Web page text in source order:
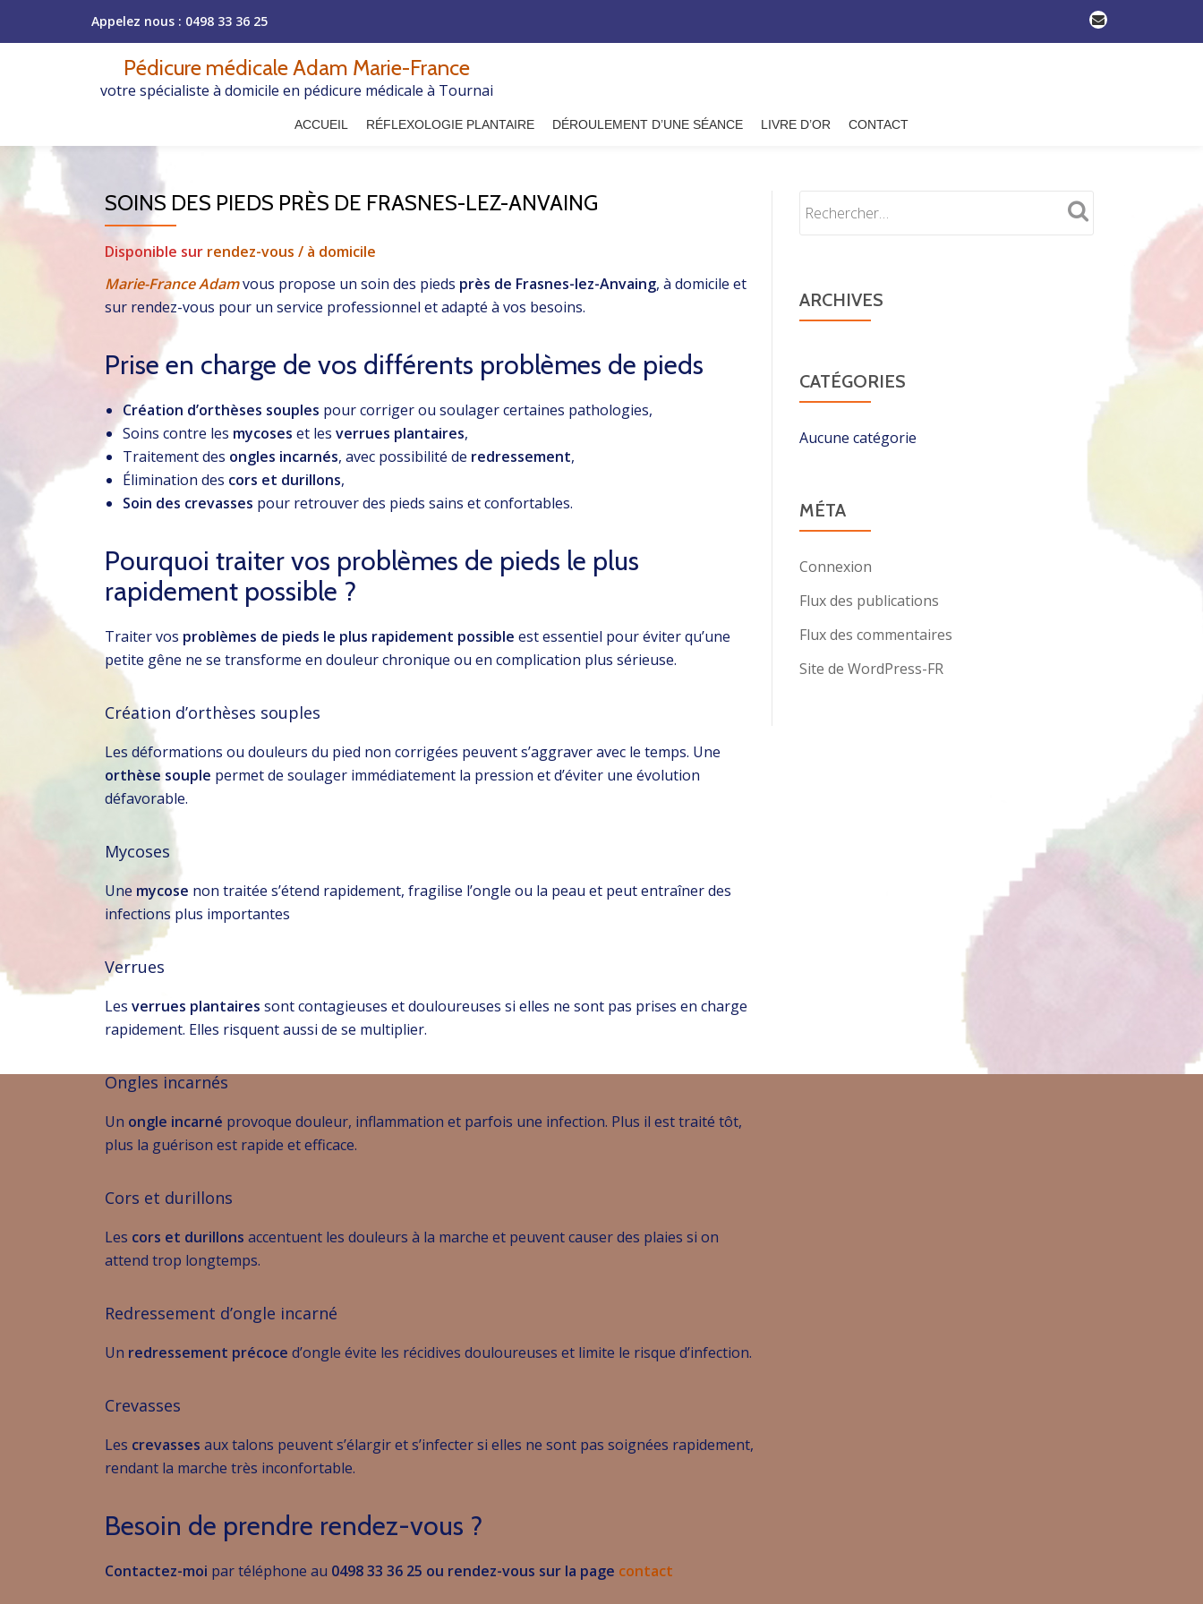
Aller
Appelez nous : 0498 33 36 25 -
Pédicure médicale Adam Marie-France
votre spécialiste à domicile en pédicure médicale à Tournai
ACCUEIL RÉFLEXOLOGIE PLANTAIRE DÉROULEMENT D’UNE SÉANCE LIVRE D’OR CONTACT
SOINS DES PIEDS PRÈS DE FRASNES-LEZ-ANVAING
Disponible sur rendez-vous / à domicile
Marie-France Adamvous propose un soin des pieds près de Frasnes-lez-Anvaing, à domicile et
sur rendez-vous pour un service professionnel et adapté à vos besoins.
Prise en charge de vos différents problèmes de pieds
Création d’orthèses souples pour corriger ou soulager certaines pathologies,
Soins contre les mycoses et les verrues plantaires,
Traitement des ongles incarnés, avec possibilité de redressement,
Élimination des cors et durillons,
Soin des crevasses pour retrouver des pieds sains et confortables.
Pourquoi traiter vos problèmes de pieds le plus
rapidement possible ?
Traiter vos problèmes de pieds le plus rapidement possible est essentiel pour éviter qu’une
petite gêne ne se transforme en douleur chronique ou en complication plus sérieuse.
Création d’orthèses souples
Les déformations ou douleurs du pied non corrigées peuvent s’aggraver avec le temps. Une
orthèse souple permet de soulager immédiatement la pression et d’éviter une évolution
défavorable.
Mycoses
Une mycose non traitée s’étend rapidement, fragilise l’ongle ou la peau et peut entraîner des
infections plus importantes
Verrues
Les verrues plantaires sont contagieuses et douloureuses si elles ne sont pas prises en charge
rapidement. Elles risquent aussi de se multiplier.
Ongles incarnés
Un ongle incarné provoque douleur, inflammation et parfois une infection. Plus il est traité tôt,
plus la guérison est rapide et efficace.
Cors et durillons
Les cors et durillons accentuent les douleurs à la marche et peuvent causer des plaies si on
attend trop longtemps.
Redressement d’ongle incarné
Un redressement précoce d’ongle évite les récidives douloureuses et limite le risque d’infection.
Crevasses
Les crevasses aux talons peuvent s’élargir et s’infecter si elles ne sont pas soignées rapidement,
rendant la marche très inconfortable.
Besoin de prendre rendez-vous ?
Contactez-moi par téléphone au 0498 33 36 25 ou rendez-vous sur la page contact
ARCHIVES
CATÉGORIES
Aucune catégorie
MÉTA
Connexion
Flux des publications
Flux des commentaires
Site de WordPress-FR